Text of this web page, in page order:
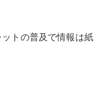
トの普及で情報は紙